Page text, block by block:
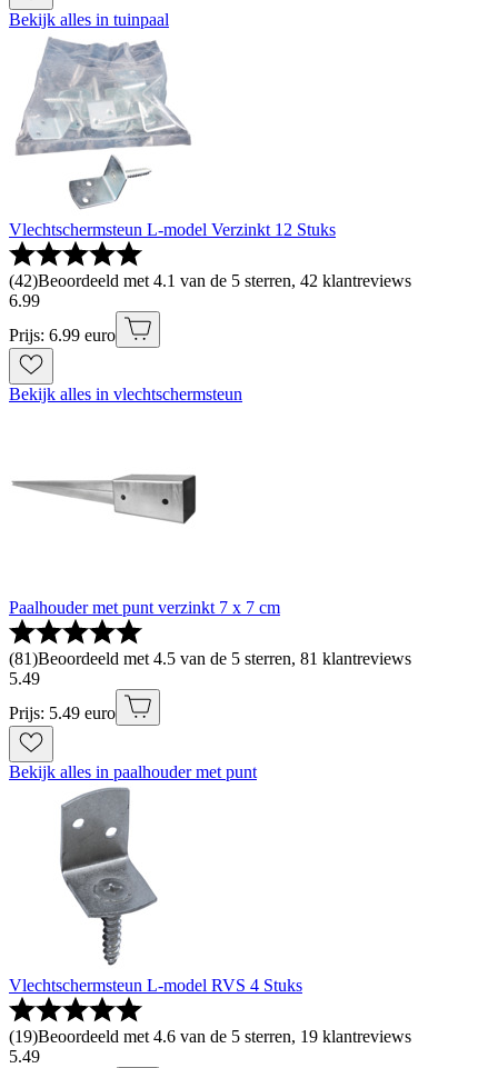
Bekijk alles in tuinpaal
Vlechtschermsteun L-model Verzinkt 12 Stuks
(42)Beoordeeld met 4.1 van de 5 sterren, 42 klantreviews
6.99
Prijs: 6.99 euro
Bekijk alles in vlechtschermsteun
Paalhouder met punt verzinkt 7 x 7 cm
(81)Beoordeeld met 4.5 van de 5 sterren, 81 klantreviews
5.49
Prijs: 5.49 euro
Bekijk alles in paalhouder met punt
Vlechtschermsteun L-model RVS 4 Stuks
(19)Beoordeeld met 4.6 van de 5 sterren, 19 klantreviews
5.49